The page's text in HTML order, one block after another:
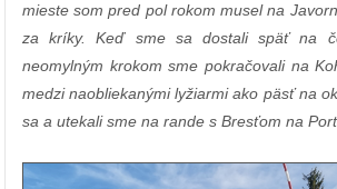
mieste som pred pol rokom musel na
za kríky. Keď sme sa dostali späť na
neomylným krokom sme pokračovali na
medzi naobliekanými lyžiarmi ako päsť na
sa a utekali sme na rande s Bresťom na